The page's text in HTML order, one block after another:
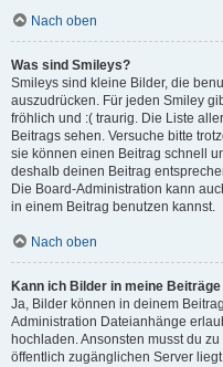
Nach oben
Was sind Smileys?
Smileys sind kleine Bilder, die
auszudrücken. Für jeden Smiley
fröhlich und :( traurig. Die Liste
Beitrags sehen. Versuche bitte
sie können einen Beitrag schnell
deshalb deinen Beitrag
Die Board-Administration kann
in einem Beitrag benutzen kannst.
Nach oben
Kann ich Bilder in meine
Ja, Bilder können in deinem
Administration Dateianhänge
hochladen. Ansonsten musst du
öffentlich zugänglichen Server